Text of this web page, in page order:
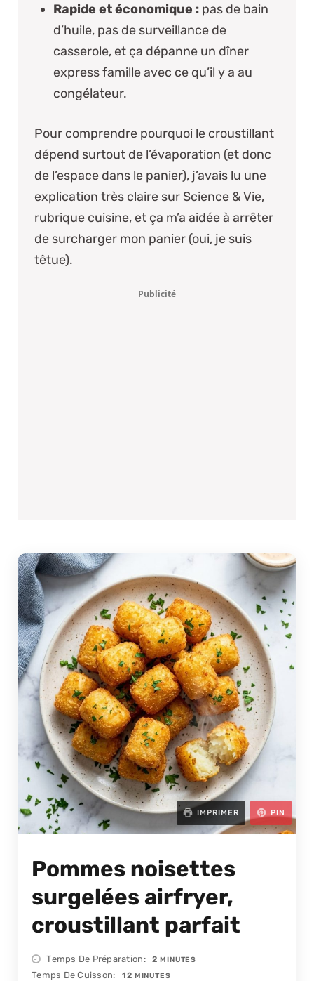
Rapide et économique : pas de bain
d’huile, pas de surveillance de
casserole, et ça dépanne un dîner
express famille avec ce qu’il y a au
congélateur.
Pour comprendre pourquoi le croustillant
dépend surtout de l’évaporation (et donc
de l’espace dans le panier), j’avais lu une
explication très claire sur Science & Vie,
rubrique cuisine, et ça m’a aidée à arrêter
de surcharger mon panier (oui, je suis
têtue).
Publicité
IMPRIMER PIN
Pommes noisettes
surgelées airfryer,
croustillant parfait
Temps De Préparation 2MINUTES
MINUTES
Temps De Cuisson 12MINUTES
MINUTES